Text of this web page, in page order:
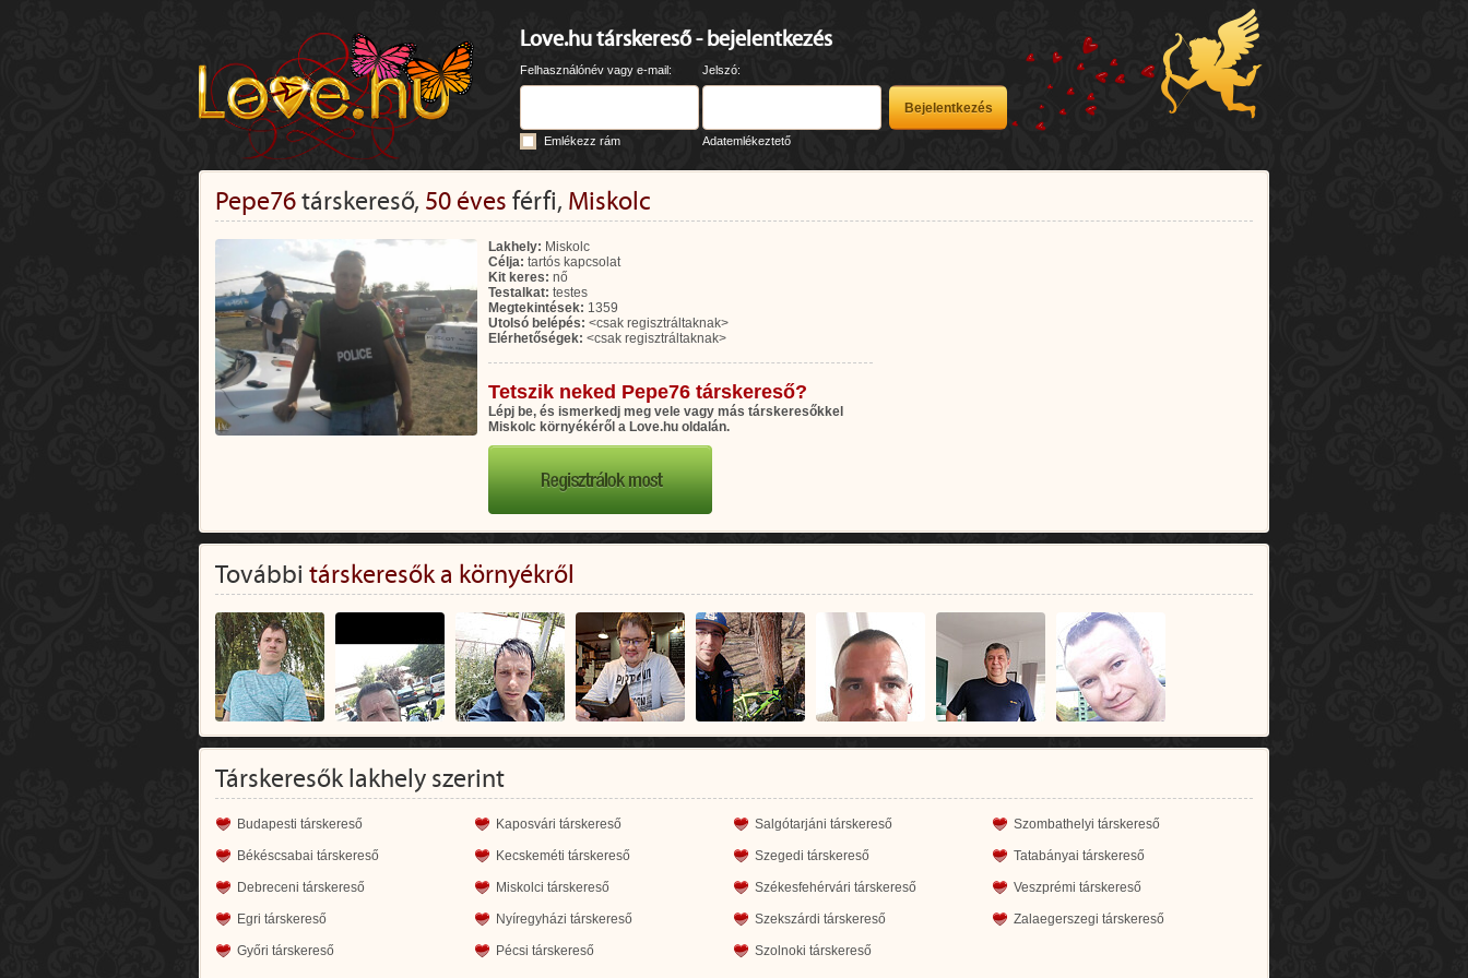
Love.hu társkereső - bejelentkezés
Felhasználónév vagy e-mail: Jelszó:
Emlékezz rám Adatemlékeztető
Pepe76társkereső, 50 éves férfi, Miskolc
Lakhely: Miskolc
Célja: tartós kapcsolat
Kit keres: nő
Testalkat: testes
Megtekintések: 1359
Utolsó belépés: <csak regisztráltaknak>
Elérhetőségek: <csak regisztráltaknak>
Tetszik neked Pepe76 társkereső?
Lépj be, és ismerkedj meg vele vagy más társkeresőkkel
Miskolc környékéről a Love.hu oldalán.
További társkeresők a környékről
Társkeresők lakhely szerint
Budapesti társkereső Kaposvári társkereső Salgótarjáni társkereső Szombathelyi társkereső
Békéscsabai társkereső Kecskeméti társkereső Szegedi társkereső Tatabányai társkereső
Debreceni társkereső Miskolci társkereső Székesfehérvári társkereső Veszprémi társkereső
Egri társkereső Nyíregyházi társkereső Szekszárdi társkereső Zalaegerszegi társkereső
Győri társkereső Pécsi társkereső Szolnoki társkereső